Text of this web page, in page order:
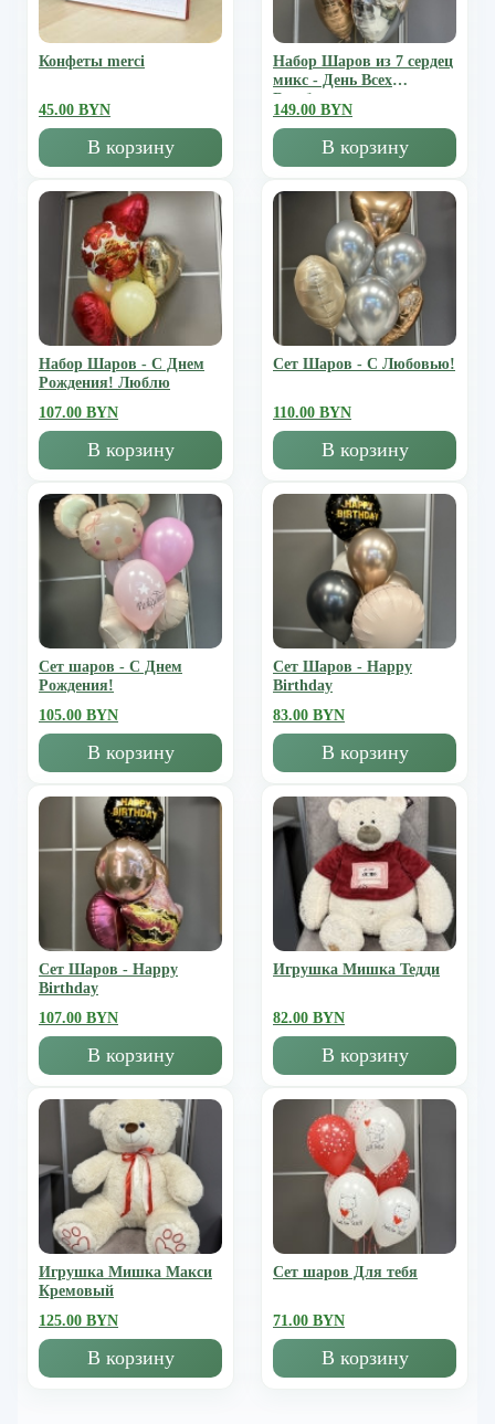
Конфеты merci
45.00 BYN
В корзину
Набор Шаров из 7 сердец
микс - День Всех
Влюбленных
149.00 BYN
В корзину
Набор Шаров - С Днем
Рождения! Люблю
107.00 BYN
В корзину
Сет Шаров - С Любовью!
110.00 BYN
В корзину
Сет шаров - С Днем
Рождения!
105.00 BYN
В корзину
Сет Шаров - Happy
Birthday
83.00 BYN
В корзину
Сет Шаров - Happy
Birthday
107.00 BYN
В корзину
Игрушка Мишка Тедди
82.00 BYN
В корзину
Игрушка Мишка Mакси
Кремовый
125.00 BYN
В корзину
Сет шаров Для тебя
71.00 BYN
В корзину